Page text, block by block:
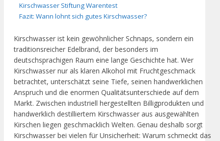
Kirschwasser Stiftung Warentest
Fazit: Wann lohnt sich gutes Kirschwasser?
Kirschwasser ist kein gewöhnlicher Schnaps, sondern ein
traditionsreicher Edelbrand, der besonders im
deutschsprachigen Raum eine lange Geschichte hat. Wer
Kirschwasser nur als klaren Alkohol mit Fruchtgeschmack
betrachtet, unterschätzt seine Tiefe, seinen handwerklichen
Anspruch und die enormen Qualitätsunterschiede auf dem
Markt. Zwischen industriell hergestellten Billigprodukten und
handwerklich destilliertem Kirschwasser aus ausgewählten
Kirschen liegen geschmacklich Welten. Genau deshalb sorgt
Kirschwasser bei vielen für Unsicherheit: Warum schmeckt das